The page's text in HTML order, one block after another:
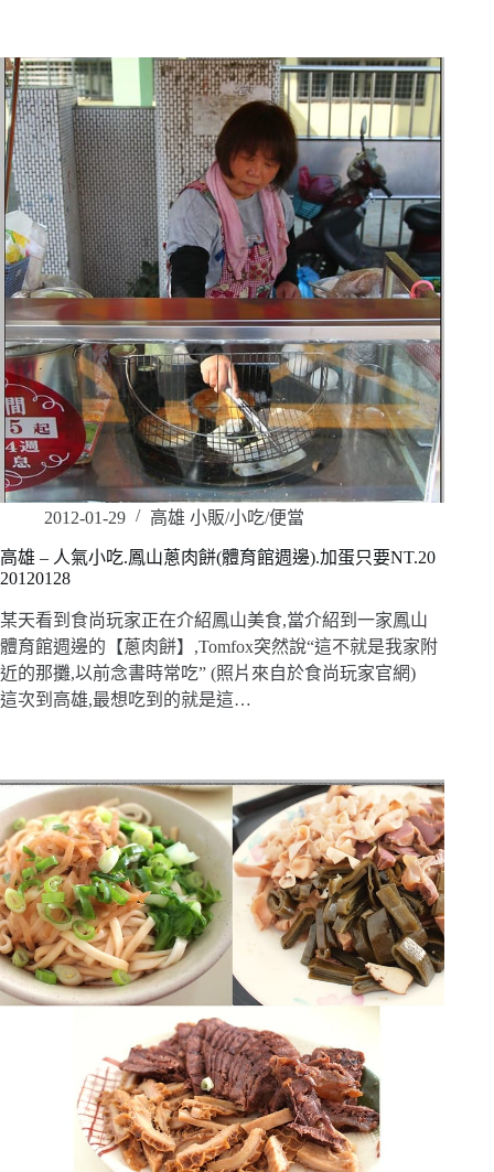
2012-01-29 高雄 小販/小吃/便當
高雄 – 人氣小吃.鳳山蔥肉餅(體育館週邊).加蛋只要NT.20
20120128
某天看到食尚玩家正在介紹鳳山美食,當介紹到一家鳳山
體育館週邊的【蔥肉餅】,Tomfox突然說“這不就是我家附
近的那攤,以前念書時常吃” (照片來自於食尚玩家官網)
這次到高雄,最想吃到的就是這…